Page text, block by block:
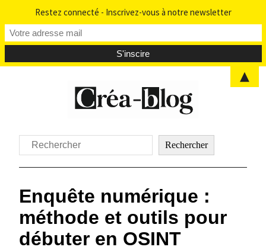
Rechercher Rechercher
Enquête numérique :
méthode et outils pour
débuter en OSINT
Restez connecté - Inscrivez-vous à notre newsletter
▲